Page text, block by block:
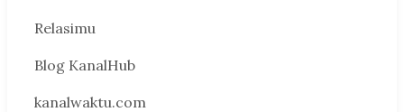
Relasimu
Blog KanalHub
kanalwaktu.com